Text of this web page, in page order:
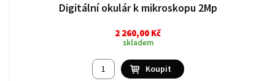
Digitální okulár k mikroskopu 2Mp
2 260,00 Kč
skladem